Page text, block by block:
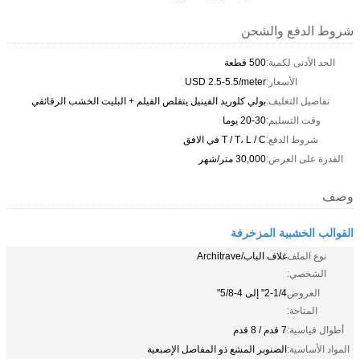
شروط الدفع والشحن
الحد الأدنى لكمية:500 قطعة
الأسعار:USD 2.5-5.5/meter
تفاصيل التغليف:بولي كلوريد الفينيل يتقلص الفيلم + البليت الخشب الرقائقي
وقت التسليم:20-30 يوما
شروط الدفع:T / T، L / C في الافق
القدرة على العرض:30,000 متر/شهر
وصف
القوالب الخشبية المزخرفة
نوع الملف
الشخصي:
غلاف الباب/Architrave
العروض
المتاحة:
2-1/4" إلى 4-5/8"
أطوال قياسية:7 قدم / 8 قدم
المواد الأساسية:الصنوبر المشع ذو المفاصل الإصبعية